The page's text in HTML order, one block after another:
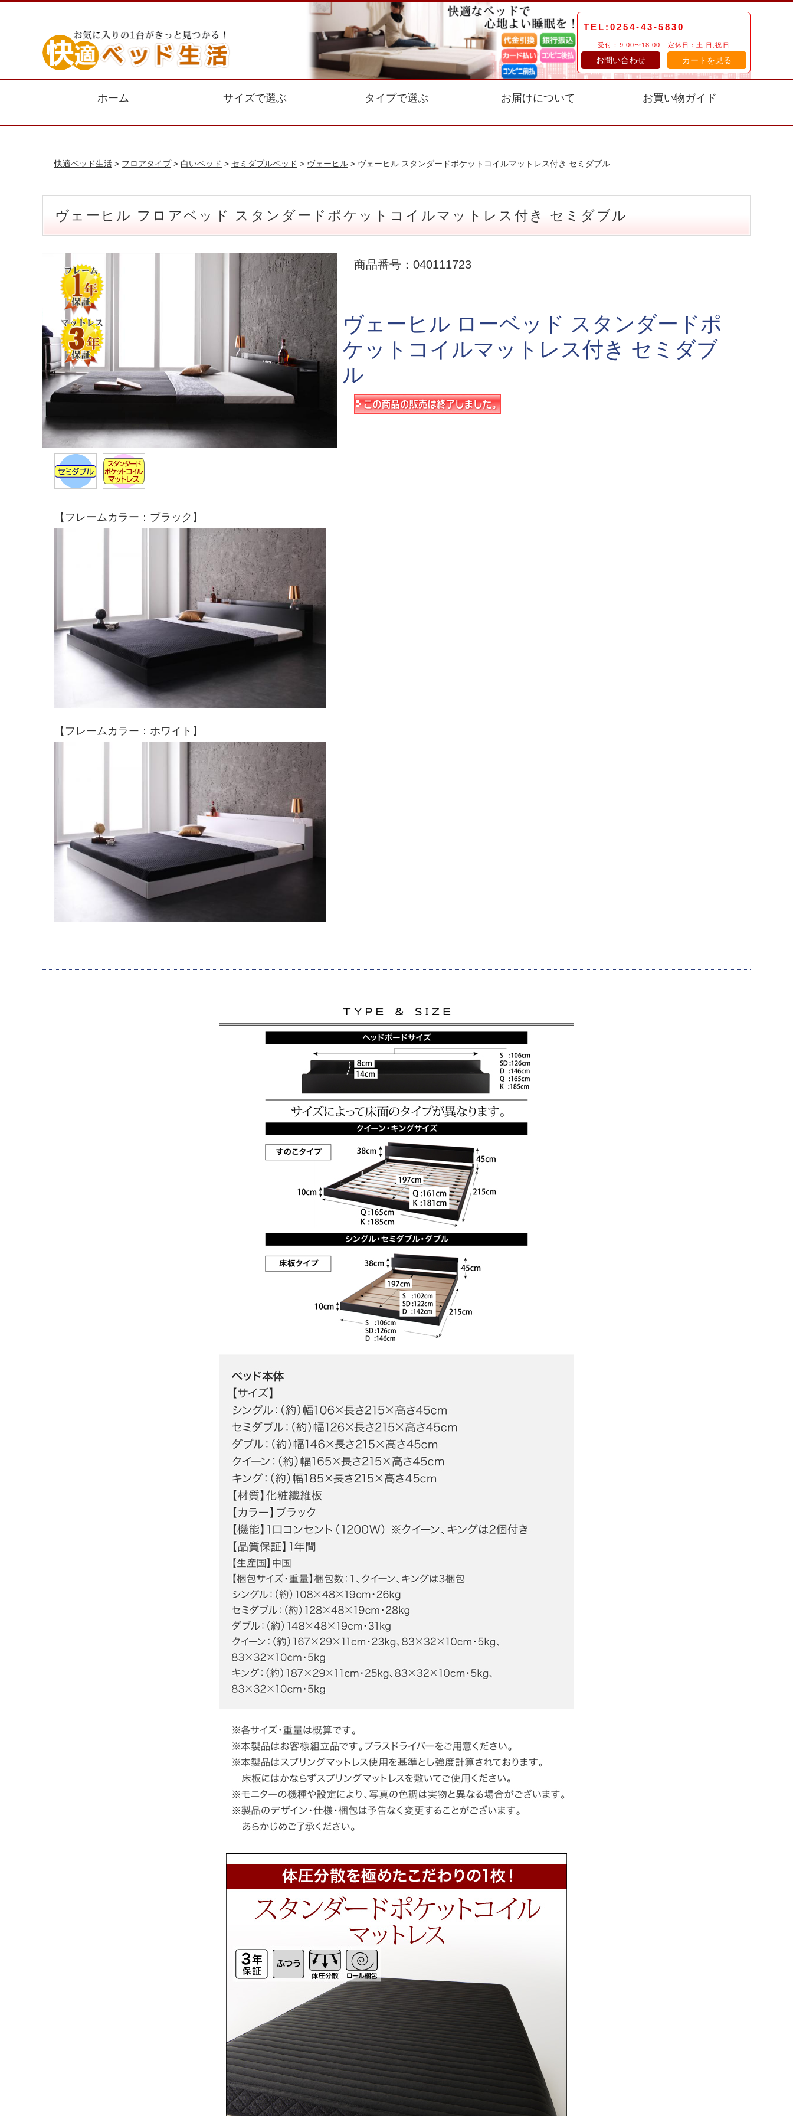
TEL:0254-43-5830
受付：9:00〜18:00 定休日：土,日,祝日
お問い合わせ カートを見る
ホーム サイズで選ぶ タイプで選ぶ お届けについて お買い物ガイド
快適ベッド生活 > フロアタイプ> 白いベッド > セミダブルベッド > ヴェーヒル > ヴェーヒル スタンダードポケットコイルマットレス付き セミダブル
ヴェーヒル フロアベッド スタンダードポケットコイルマットレス付き セミダブル
【フレームカラー：ブラック】
【フレームカラー：ホワイト】
商品番号：040111723
ヴェーヒル ローベッド スタンダードポ
ケットコイルマットレス付き セミダブ
ル